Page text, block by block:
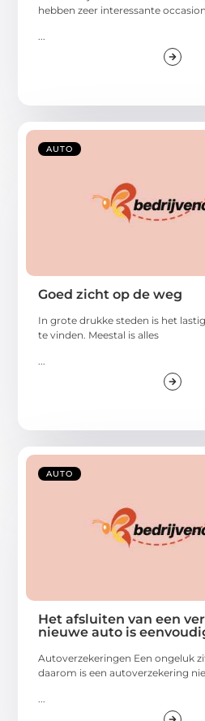
hebben zeer interessante
...
AUTO
Goed zicht op de weg
In grote drukke steden is het
te vinden. Meestal is alles
...
AUTO
Het afsluiten van een
nieuwe auto is
Autoverzekeringen Een ongeluk
daarom is een autoverzekering
...